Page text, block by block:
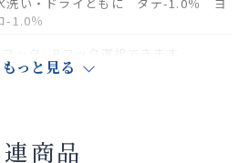
-1.0％
ぎ目が入ることがございます。
もっと見る
商品